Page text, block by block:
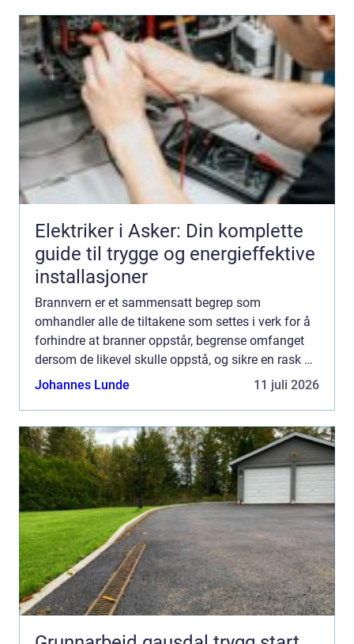
Elektriker i Asker: Din komplette
guide til trygge og energieffektive
installasjoner
Brannvern er et sammensatt begrep som
omhandler alle de tiltakene som settes i verk for å
forhindre at branner oppstår, begrense omfanget
dersom de likevel skulle oppstå, og sikre en rask og
effektiv respons for å redde liv og...
Johannes Lunde 11 juli 2026